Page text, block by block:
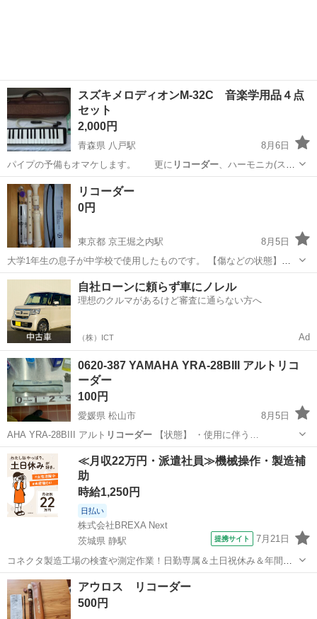
スズキメロディオンM-32C 音楽学用品４点
セット
2,000円
青森県 八戸駅
8月6日
パイプの予備もオマケします。 更に リコーダー、ハーモニカ(スズ
キS-22)、カス…
青森 八戸市 八戸駅
リコーダー
0円
東京都 京王堀之内駅
8月5日
大学1年生の息子が中学校で使用したものです。 【傷などの状態】と
くに目立った傷はありません。 【アピールポイント】状態はいいので
まだまだ使えます！ 【希望取引場所】京王堀之内駅周辺、多摩市唐木
田駅周辺 上記の条件に合...
東京 八王子市 京王堀之内駅 管楽器、笛、ハーモニカ
リコーダー
自社ローンに頼らず車にノレル
理想のクルマがあるけど審査に通らない方へ
（株）ICT Ad
0620-387 YAMAHA YRA-28BIII アルトリコ
ーダー
100円
愛媛県 松山市
8月5日
AHA YRA-28BIII アルト リコーダー 【状態】 ・使用に伴う…
愛媛 松山市 管楽器、笛、ハーモニカ 現地
≪月収22万円・派遣社員≫機械操作・製造補
助
時給1,250円
日払い
株式会社BREXA Next
茨城県 静駅
提携サイト 7月21日
コネクタ製造工場の検査や測定作業！日勤専属＆土日祝休み＆年間休
日128日★クリーンルーム内作業★マイカー通勤OK＆無料駐車場あり
★就業先食堂利用可！日払い制度あり！《茨城県常陸大宮市》 人気の
工場のお仕事 ◇コネクタ製造工...
茨城 常陸大宮市 その他
アウロス リコーダー
500円